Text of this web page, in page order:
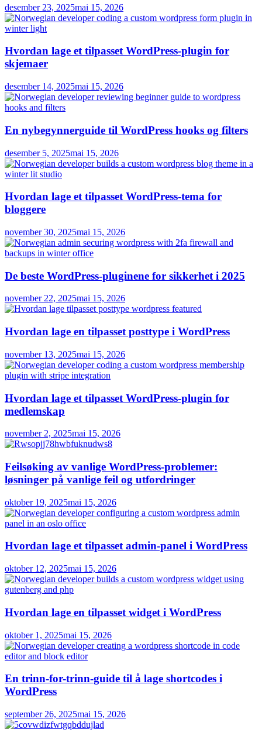
desember 23, 2025mai 15, 2026
Hvordan lage et tilpasset WordPress-plugin for
skjemaer
desember 14, 2025mai 15, 2026
En nybegynnerguide til WordPress hooks og filters
desember 5, 2025mai 15, 2026
Hvordan lage et tilpasset WordPress-tema for
bloggere
november 30, 2025mai 15, 2026
De beste WordPress-pluginene for sikkerhet i 2025
november 22, 2025mai 15, 2026
Hvordan lage en tilpasset posttype i WordPress
november 13, 2025mai 15, 2026
Hvordan lage et tilpasset WordPress-plugin for
medlemskap
november 2, 2025mai 15, 2026
Feilsøking av vanlige WordPress-problemer:
løsninger på vanlige feil og utfordringer
oktober 19, 2025mai 15, 2026
Hvordan lage et tilpasset admin-panel i WordPress
oktober 12, 2025mai 15, 2026
Hvordan lage en tilpasset widget i WordPress
oktober 1, 2025mai 15, 2026
En trinn-for-trinn-guide til å lage shortcodes i
WordPress
september 26, 2025mai 15, 2026